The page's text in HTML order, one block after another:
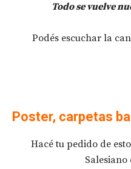
Todo se vuelve
Podés escuchar la
Poster, carpetas
Hacé tu pedido de